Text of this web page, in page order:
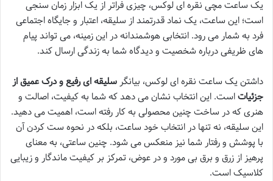
یک ساعت مچی نقره ای لوکس، چیزی فراتر از یک ابزار زمان سنجی
است؛ این ساعت، یک نماد قدرتمند از سلیقه، اعتبار و جایگاه اجتماعی
فرد به شمار می رود. انتخابی هوشمندانه در این زمینه، می تواند پیام
های ظریفی درباره شخصیت و دیدگاه شما به زندگی ارسال کند.
داشتن یک ساعت نقره ای لوکس، بیانگر سلیقه ای رفیع و درک عمیق از
جزئیاتاست. این انتخاب نشان می دهد که شما به کیفیت، اصالت و
هنری که در ساخت چنین محصولی به کار رفته است، اهمیت می دهید.
این سلیقه، نه تنها در انتخاب خود ساعت، بلکه در نحوه ست کردن آن
با پوشش و رفتار شما نیز منعکس می شود. چنین ساعتی، به معنای
پرهیز از زرق و برق بی مورد و در عوض، تمرکز بر کیفیت ماندگار و زیبایی
کلاسیک است.